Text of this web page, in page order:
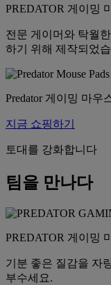
PREDATOR 게이밍
전문 게이머와 탁월
하기 위해 제작되었
Predator 게이밍 마우
지금 쇼핑하기
토대를 강화합니다
팀을 만나다
PREDATOR 게이밍
기분 좋은 질감을 자
부수세요.